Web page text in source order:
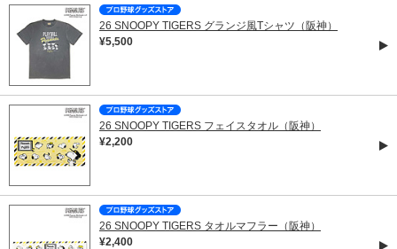
26 SNOOPY TIGERS グランジ風Tシャツ（阪神）
¥5,500
26 SNOOPY TIGERS フェイスタオル（阪神）
¥2,200
26 SNOOPY TIGERS タオルマフラー（阪神）
¥2,400